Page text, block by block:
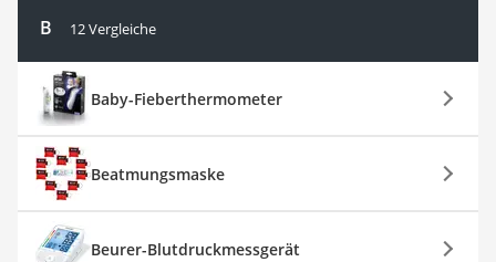
B 12 Vergleiche
Baby-Fieberthermometer
Beatmungsmaske
Beurer-Blutdruckmessgerät